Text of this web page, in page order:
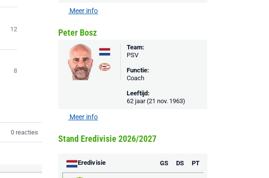
12
8
0 reacties
Meer info
Peter Bosz
Team:
PSV
Functie:
Coach
Leeftijd:
62 jaar (21 nov. 1963)
Meer info
Stand Eredivisie 2026/2027
Eredivisie GS DS PT